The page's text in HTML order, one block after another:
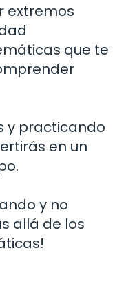
extremos
que te
y practicando
en un
y no
allá de los